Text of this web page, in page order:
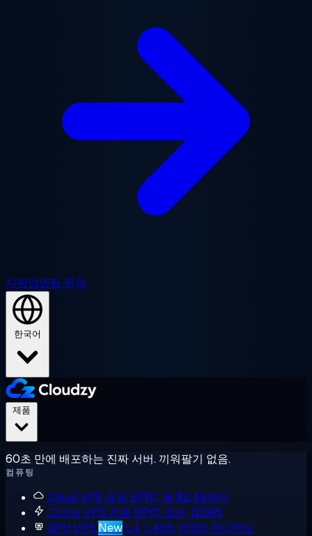
지원영업팀 문의
한국어
60초 만에 배포하는 진짜 서버. 끼워팔기 없음.
컴퓨팅
Cloud VPS 공유 EPYC, 월 $2.48부터
고성능 VPS 전용 EPYC 코어, DDR5
GPU VPS New L4, L40S, H100 온디맨드